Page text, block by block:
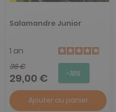
Salamandre Junior
1 an
36 €
29,00 € -19%
Ajouter au panier